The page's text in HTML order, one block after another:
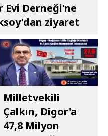
Evi Derneği'ne
ziyaret
Milletvekili
Çalkın, Digor'a
47,8 Milyon